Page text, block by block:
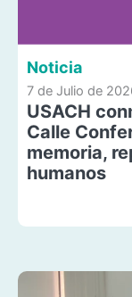
Noticia
7 de Julio de
USACH
Calle
memoria,
humanos